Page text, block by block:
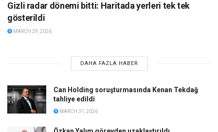
Gizli radar dönemi bitti: Haritada yerleri tek tek
gösterildi
MARCH 29, 2026
DAHA FAZLA HABER
Can Holding soruşturmasında Kenan Tekdağ
tahliye edildi
MARCH 31, 2026